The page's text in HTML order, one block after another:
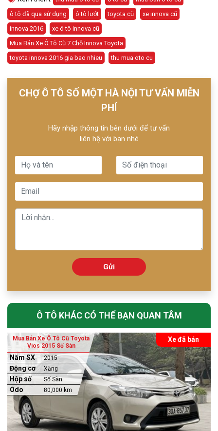
ô tô đã qua sử dụng
ô tô lướt toyota cũ
xe innova cũ
innova 2016
xe ô tô innova cũ
Mua Bán Xe Ô Tô Cũ 7 Chỗ Innova Toyota
toyota innova 2016 gia bao nhieu
thu mua oto cu
CHỢ Ô TÔ SỐ MỘT HÀ NỘI TƯ VẤN MIỄN
PHÍ
Hãy nhập thông tin bên dưới để tư vấn
liên hệ với bạn nhé
Gửi
Ô TÔ KHÁC CÓ THỂ BẠN QUAN TÂM
Xe đã bán
Mua Bán Xe Ô Tô Cũ Toyota
Vios 2015 Số Sàn
Năm SX 2015
Động cơ Xăng
Hộp số Số Sàn
Odo 80,000 km